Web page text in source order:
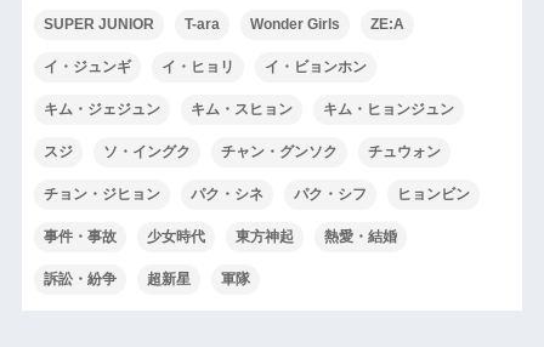
SUPER JUNIOR T-ara Wonder Girls ZE:A
イ・ジュンギ イ・ヒョリ イ・ビョンホン
キム・ジェジュン キム・スヒョン キム・ヒョンジュン
スジ ソ・イングク チャン・グンソク チュウォン
チョン・ジヒョン パク・シネ パク・シフ ヒョンビン
事件・事故 少女時代 東方神起 熱愛・結婚
訴訟・紛争 超新星 軍隊